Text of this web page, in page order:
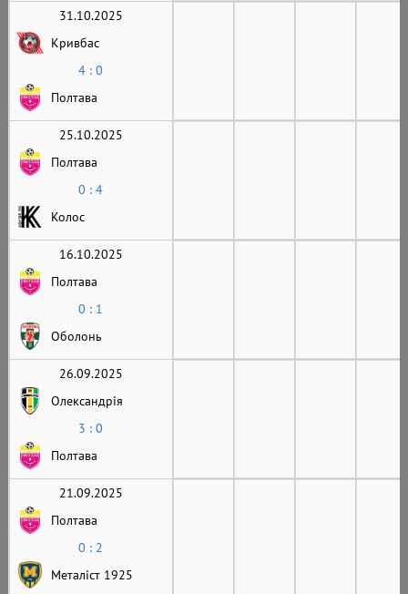
31.10.2025
Кривбас
4 : 0
Полтава
25.10.2025
Полтава
0 : 4
Колос
16.10.2025
Полтава
0 : 1
Оболонь
26.09.2025
Олександрія
3 : 0
Полтава
21.09.2025
Полтава
0 : 2
Металіст 1925